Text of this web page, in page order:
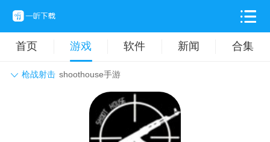
首页 游戏 软件 新闻 合集
枪战射击 shoothouse手游
动作格斗 休闲益智
卡牌对战 音乐舞蹈